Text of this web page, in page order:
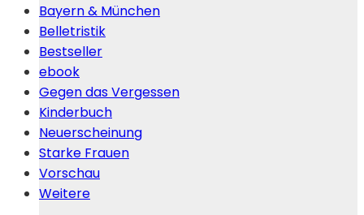
Bayern & München
Belletristik
Bestseller
ebook
Gegen das Vergessen
Kinderbuch
Neuerscheinung
Starke Frauen
Vorschau
Weitere